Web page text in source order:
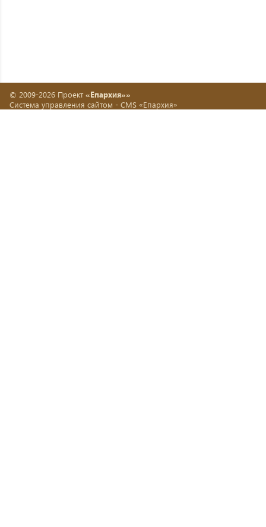
© 2009-2026 Проект «Епархия»»
Система управления сайтом - CMS «Епархия»